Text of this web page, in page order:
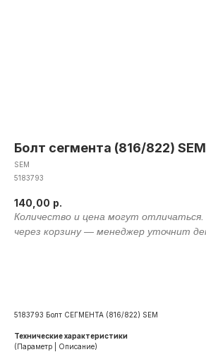
Болт сегмента (816/822) SEM
SEM
5183793
140,00 р.
5183793 Болт СЕГМЕНТА (816/822) SEM
Технические характеристики
(Параметр | Описание)